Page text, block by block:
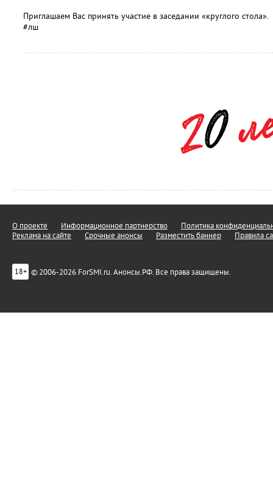
Приглашаем Вас принять участие в заседании «круглого стола».
#лш
О проекте Информационное партнерство
Политика
Реклама на сайте
Срочные анонсы Разместить баннер Правила
18+ © 2006-2026 ForSMI.ru. Анонсы.РФ. Все права защищены.